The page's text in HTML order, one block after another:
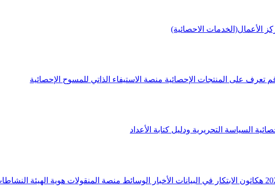
الأعمال(الخدمات الاحصائية)
تعرف على المنتجات الإحصائية منصة الاستيفاء الذاتي للمسوح الإحصائية
السياسة التحريرية ودليل كتابة الأعداد
هكاثون الابتكار في البيانات الأخبار الوسائط منصة المنقولات هوية الهيئة